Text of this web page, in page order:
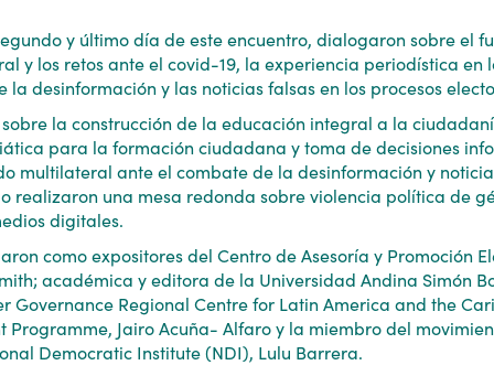
y último día de este encuentro, dialogaron sobre el
y los retos ante el covid-19, la experiencia periodística en
la desinformación y las noticias falsas en los procesos
la construcción de la educación integral a la
para la formación ciudadana y toma de decisiones
multilateral ante el combate de la desinformación y
realizaron una mesa redonda sobre violencia política de
digitales.
como expositores del Centro de Asesoría y Promoción
académica y editora de la Universidad Andina Simón
Governance Regional Centre for Latin America and the
Programme, Jairo Acuña- Alfaro y la miembro del
Democratic Institute (NDI), Lulu Barrera.